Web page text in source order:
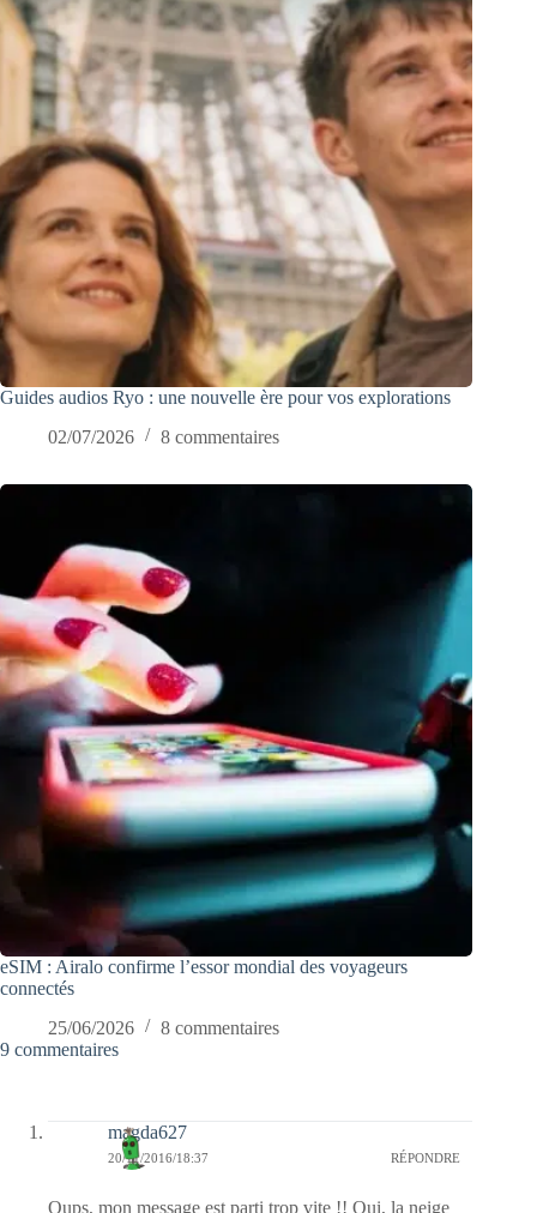
Guides audios Ryo : une nouvelle ère pour vos explorations
02/07/2026
8 commentaires
eSIM : Airalo confirme l’essor mondial des voyageurs
connectés
25/06/2026
8 commentaires
9 commentaires
magda627
20/11/2016/18:37 RÉPONDRE
Oups, mon message est parti trop vite !! Oui, la neige